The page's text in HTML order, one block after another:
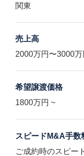
関東
売上高
2000万円〜3000万
希望譲渡価格
1800万円 ~
スピードM&A手数
ご成約時のスピー